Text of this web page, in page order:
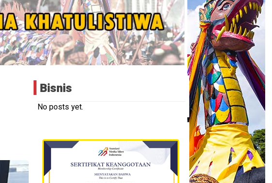
Bisnis
No posts yet.